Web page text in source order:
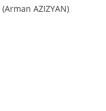
(Arman AZIZYAN)